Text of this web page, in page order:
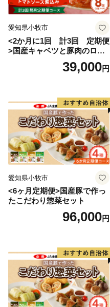
愛知県小牧市
<2か月に1回 計3回 定期便
>国産キャベツと豚肉のロー
ルキャベツ（4P入り）
39,000円
愛知県小牧市
<6ヶ月定期便>国産豚で作っ
たこだわり惣菜セット
96,000円